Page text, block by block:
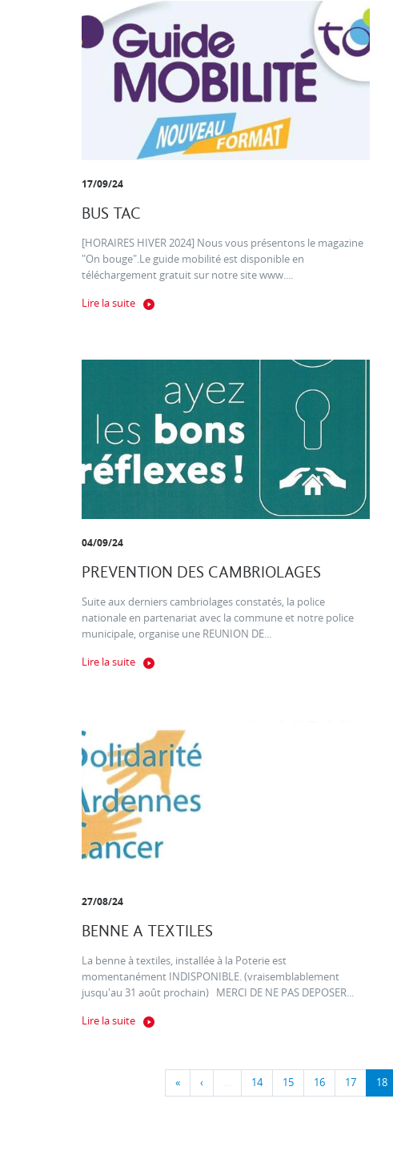
17/09/24
BUS TAC
[HORAIRES HIVER 2024] Nous vous présentons le magazine
"On bouge".Le guide mobilité est disponible en
téléchargement gratuit sur notre site www....
Lire la suite
04/09/24
PREVENTION DES CAMBRIOLAGES
Suite aux derniers cambriolages constatés, la police
nationale en partenariat avec la commune et notre police
municipale, organise une REUNION DE...
Lire la suite
27/08/24
BENNE A TEXTILES
La benne à textiles, installée à la Poterie est
momentanément INDISPONIBLE. (vraisemblablement
jusqu'au 31 août prochain) MERCI DE NE PAS DEPOSER...
Lire la suite
« ‹ … 14 15 16 17 18